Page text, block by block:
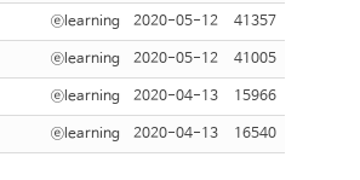
ⓔlearning 2020-05-12 41357
ⓔlearning 2020-05-12 41005
ⓔlearning 2020-04-13 15966
ⓔlearning 2020-04-13 16540